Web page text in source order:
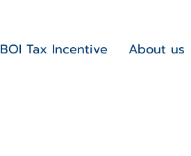
BOI Tax Incentive About us